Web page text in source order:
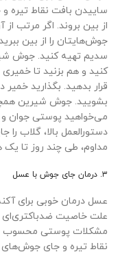
ساییدن بافت نقاط تیره
از بین بروند. اگر مرتب
جوش‌هایتان را از بین
سدیم تهیه کنید. جوش‌
کنید و هم بزنید تا
قرار بدهید. بگذارید
بشویید. جوش شیرین
می‌خواهید پوستی جوان و
دستور‌العمل بالا، گلاب
مداوم، طی چند روز تا
۳. درمان جای جوش با عسل
عسل درمان خوبی برای
علت خاصیت ضدباکتری‌ای
مشکلات پوستی محسوب
نقاط تیره و جای